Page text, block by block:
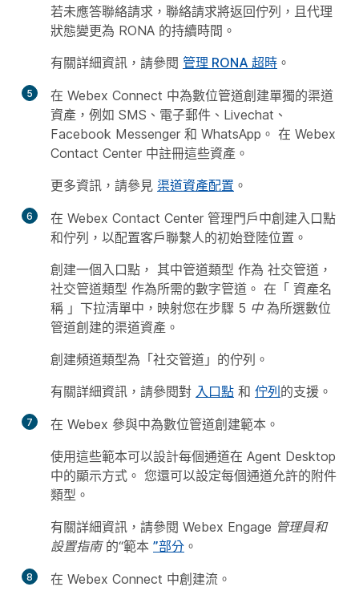
若未應答聯絡請求，聯絡請求將返回佇列，且代理
狀態變更為 RONA 的持續時間。
有關詳細資訊，請參閱 管理 RONA 超時 。
5
在 Webex Connect 中為數位管道創建單獨的渠道
資產，例如 SMS、電子郵件、Livechat、
Facebook Messenger 和 WhatsApp。 在 Webex
Contact Center 中註冊這些資產。
更多資訊，請參見 渠道資產配置 。
6
在 Webex Contact Center 管理門戶中創建入口點
和佇列，以配置客戶聯繫人的初始登陸位置。
創建一個入口點， 其中管道類型 作為 社交管道 ，
社交管道類型 作為所需的數字管道。 在「 資產名
稱 」下拉清單中，映射您在步驟 5 中為所選數位
管道創建的渠道資產。
創建頻道類型為「社交管道」的佇列。
有關詳細資訊，請參閱對 入口點 和 佇列 的支援。
7
在 Webex 參與中為數位管道創建範本。
使用這些範本可以設計每個通道在 Agent Desktop
中的顯示方式。 您還可以設定每個通道允許的附件
類型。
有關詳細資訊，請參閱 Webex Engage 管理員和
設置指南的“範本 ”部分 。
8
在 Webex Connect 中創建流。